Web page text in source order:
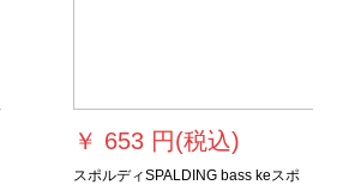
￥ 653 円(税込)
スポルディSPALDING bass keスポ